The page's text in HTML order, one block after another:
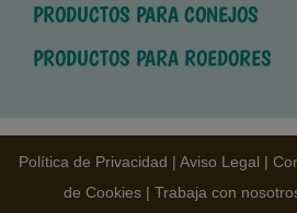
PRODUCTOS PARA CONEJOS
PRODUCTOS PARA ROEDORES
Política de Privacidad | Aviso Legal |
de Cookies| Trabaja con